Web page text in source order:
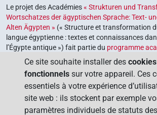
Le projet des Académies« Strukturen und
Wortschatzes der ägyptischen Sprache: Text-
Alten Ägypten » (« Structure et transformation
langue égyptienne : textes et connaissances
l’Égypte antique ») fait partie du programme
le gouvernement fédéral et les gouvernements
République fédérale d’Allemagne, dont le but est
retrouver et explorer notre héritage culturel. Le
coordonné par l’Union des académies
des lettres .
Ce site souhaite installer des cookies
fonctionnels sur votre appareil. Ces
essentiels à votre expérience
site web : ils stockent par exemple
paramètres individuels de statuts